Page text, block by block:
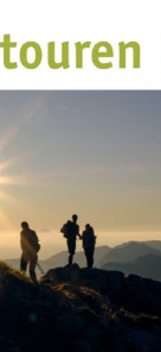
/ Tabellen